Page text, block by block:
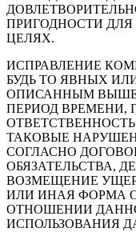
ПРИГОДНОСТИ
ЦЕЛЯХ.
ИСПРАВЛЕНИЕ
БУДЬ ТО ЯВНЫХ
ОПИСАННЫМ
ПЕРИОД ВРЕМЕНИ,
ТАКОВЫЕ
СОГЛАСНО
ОБЯЗАТЕЛЬСТВА,
ВОЗМЕЩЕНИЕ
ИЛИ ИНАЯ ФОРМА
ОТНОШЕНИИ
ИСПОЛЬЗОВАНИЯ